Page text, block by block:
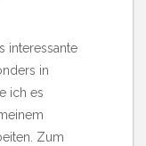
interessante
in
ich es
Zum